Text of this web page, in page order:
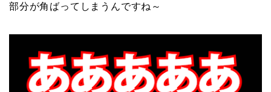
部分が角ばってしまうんですね～